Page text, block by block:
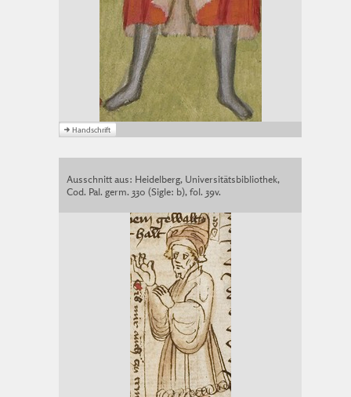
Ausschnitt aus: Heidelberg, Universitätsbibliothek,
Cod. Pal. germ. 330 (Sigle: b), fol. 39v.